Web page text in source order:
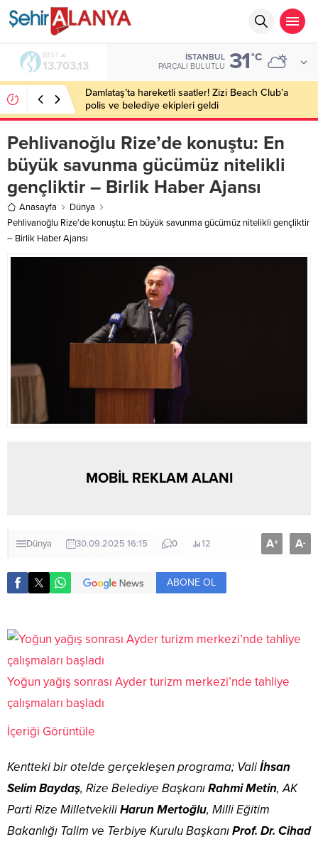
BIST
13.703,13
İSTANBUL
PARÇALI BULUTLU 31°C
Damlataş’ta hareketli saatler! Zizi Beach Club’a
polis ve belediye ekipleri geldi
Pehlivanoğlu Rize’de konuştu: En
büyük savunma gücümüz nitelikli
gençliktir – Birlik Haber Ajansı
Anasayfa
Dünya
Pehlivanoğlu Rize’de konuştu: En büyük savunma gücümüz nitelikli gençliktir
– Birlik Haber Ajansı
MOBİL REKLAM ALANI
Dünya 30.09.2025 16:15 0 12 A+ A-
ABONE OL
Yoğun yağış sonrası Ayder turizm merkezi’nde tahliye
çalışmaları başladı
İçeriği Görüntüle
Kentteki bir otelde gerçekleşen programa; Valiİhsan
Selim Baydaş, Rize Belediye BaşkanıRahmi Metin, AK
Parti Rize MilletvekiliHarun Mertoğlu, Milli Eğitim
Bakanlığı Talim ve Terbiye Kurulu BaşkanıProf. Dr. Cihad